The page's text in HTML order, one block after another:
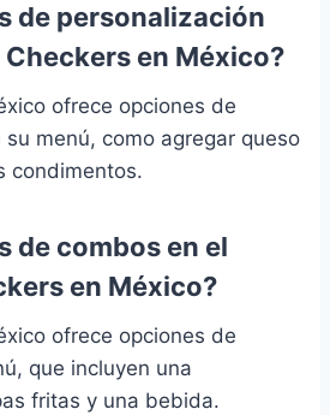
de personalización
Checkers en México?
ofrece opciones de
menú, como agregar queso
condimentos.
de combos en el
en México?
ofrece opciones de
que incluyen una
fritas y una bebida.